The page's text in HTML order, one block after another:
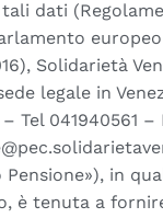
dati
Solidarietà
legale in
– Tel 041940561
Pensione»), in
è tenuta a